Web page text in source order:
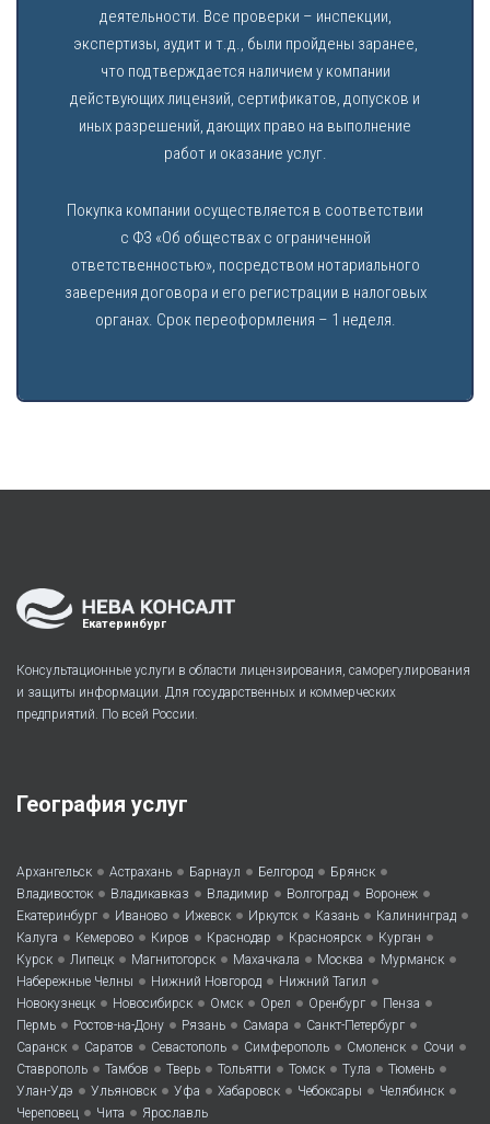
деятельности. Все проверки – инспекции,
экспертизы, аудит и т.д., были пройдены заранее,
что подтверждается наличием у компании
действующих лицензий, сертификатов, допусков и
иных разрешений, дающих право на выполнение
работ и оказание услуг.
Покупка компании осуществляется в соответствии
с ФЗ «Об обществах с ограниченной
ответственностью», посредством нотариального
заверения договора и его регистрации в налоговых
органах. Срок переоформления – 1 неделя.
Екатеринбург
Консультационные услуги в области лицензирования, саморегулирования
и защиты информации. Для государственных и коммерческих
предприятий. По всей России.
География услуг
Архангельск • Астрахань • Барнаул • Белгород • Брянск •
Владивосток • Владикавказ • Владимир • Волгоград • Воронеж •
Екатеринбург • Иваново • Ижевск • Иркутск • Казань • Калининград •
Калуга • Кемерово • Киров • Краснодар • Красноярск • Курган •
Курск • Липецк • Магнитогорск • Махачкала • Москва • Мурманск •
Набережные Челны • Нижний Новгород • Нижний Тагил •
Новокузнецк • Новосибирск • Омск • Орел • Оренбург • Пенза •
Пермь • Ростов-на-Дону • Рязань • Самара • Санкт-Петербург •
Саранск • Саратов • Севастополь • Симферополь • Смоленск • Сочи •
Ставрополь • Тамбов • Тверь • Тольятти • Томск • Тула • Тюмень •
Улан-Удэ • Ульяновск • Уфа • Хабаровск • Чебоксары • Челябинск •
Череповец • Чита • Ярославль